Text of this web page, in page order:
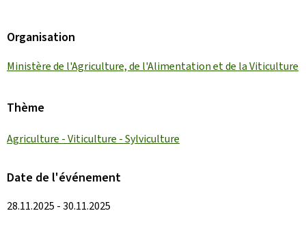
Organisation
Ministère de l'Agriculture, de l'Alimentation et de la Viticulture
Thème
Agriculture - Viticulture - Sylviculture
Date de l'événement
28.11.2025 - 30.11.2025